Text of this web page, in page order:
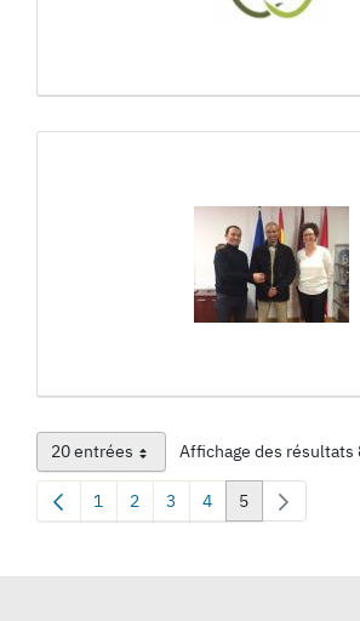
20 entrées
Par page Affichage des résultats
Page
1 Page
2 Page
3 Page
4 Page
5